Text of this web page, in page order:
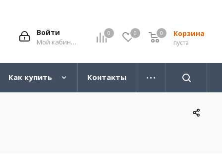
0 0 Корзина
0
пуста
0
Войти
Мой кабинет
Как купить Контакты